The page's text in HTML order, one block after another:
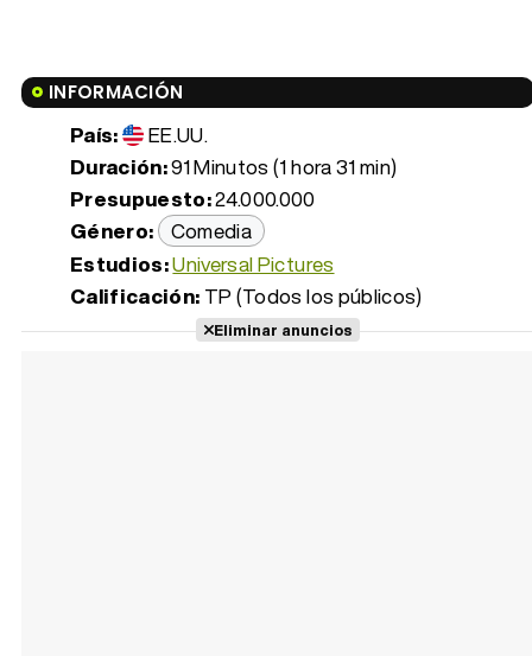
INFORMACIÓN
País:
EE.UU.
Duración:91 Minutos (1 hora 31 min)
Presupuesto:24.000.000
Género: Comedia
Estudios:Universal Pictures
Calificación: TP (Todos los públicos)
Eliminar anuncios